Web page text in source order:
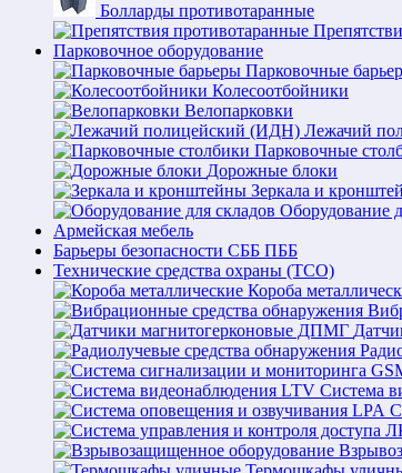
Болларды противотаранные
Парковочное оборудование
Парковочные
Колесоотбойники
Велопарковки
Лежачий
Парковочные
Дорожные блоки
Зеркала и
Оборудование
Армейская мебель
Барьеры безопасности СББ ПББ
Технические средства охраны (ТСО)
Короба
Система